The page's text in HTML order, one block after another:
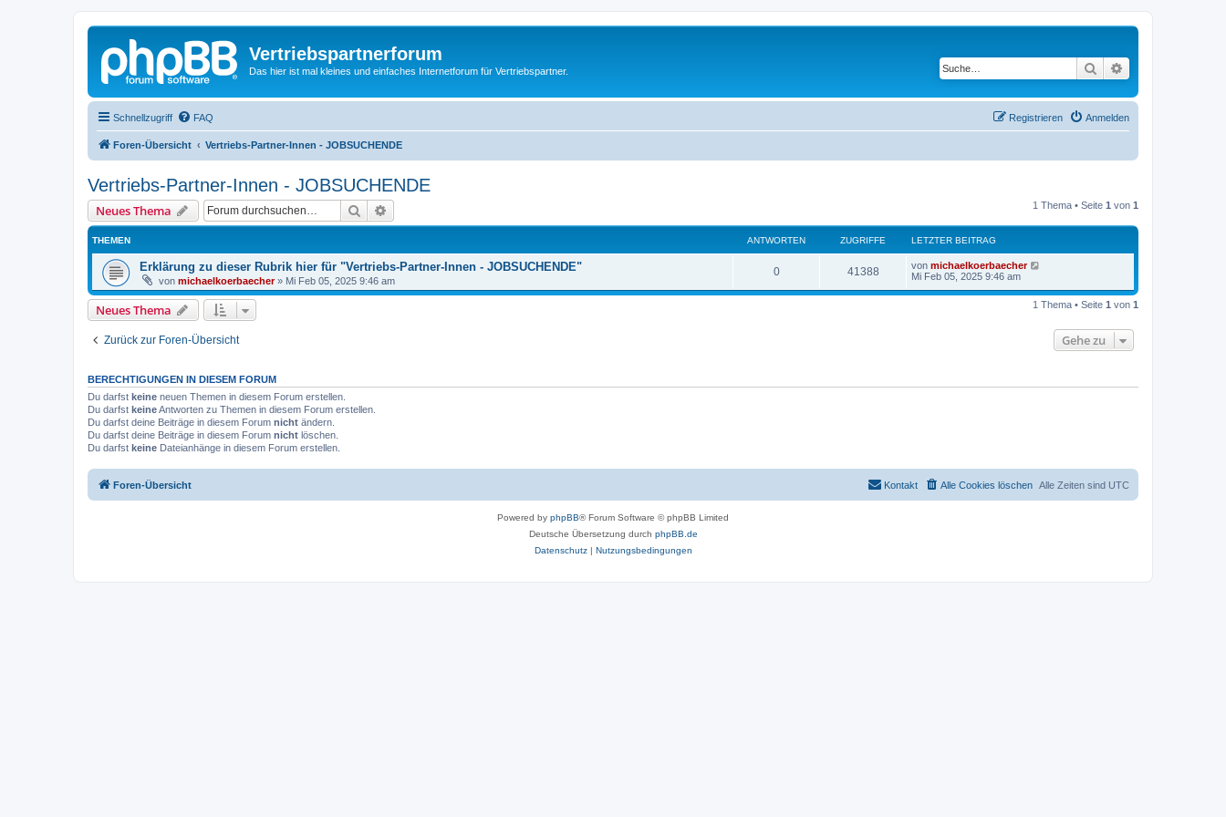
Vertriebspartnerforum
Das hier ist mal kleines und einfaches Internetforum für Vertriebspartner. Suche
Schnellzugriff FAQ Anmelden
Registrieren
Foren-Übersicht Vertriebs-Partner-Innen - JOBSUCHENDE
Vertriebs-Partner-Innen - JOBSUCHENDE
Neues Thema Suche 1 Thema • Seite 1 von 1
THEMEN ANTWORTEN ZUGRIFFE LETZTER BEITRAG
Erklärung zu dieser Rubrik hier für "Vertriebs-Partner-Innen - JOBSUCHENDE"
von michaelkoerbaecher» Mi Feb 05, 2025 9:46 am
0 41388 von michaelkoerbaecher
Mi Feb 05, 2025 9:46 am
Neues Thema 1 Thema • Seite 1 von 1
Zurück zur Foren-Übersicht Gehe zu
BERECHTIGUNGEN IN DIESEM FORUM
Du darfst keine neuen Themen in diesem Forum erstellen.
Du darfst keineAntworten zu Themen in diesem Forum erstellen.
Du darfst deine Beiträge in diesem Forum nicht ändern.
Du darfst deine Beiträge in diesem Forum nicht löschen.
Du darfst keine Dateianhänge in diesem Forum erstellen.
Foren-Übersicht Alle Zeiten sind UTC
Alle Cookies löschen
Kontakt
Powered by phpBB® Forum Software © phpBB Limited
Deutsche Übersetzung durch phpBB.de
Datenschutz| Nutzungsbedingungen